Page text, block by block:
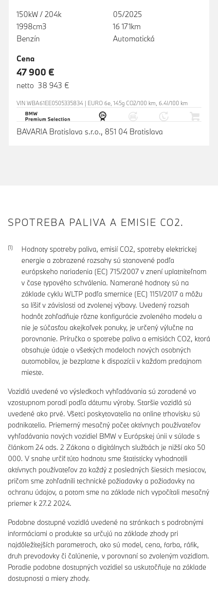
150kW / 204k
1998cm3
Benzín
05/2025
16 171km
Automatická
Cena
47 900 €
netto 38 943 €
VIN WBA61EE0505335834 | EURO 6e, 145g CO2/100 km, 6.4l/100 km
BAVARIA Bratislava s.r.o., 851 04 Bratislava
SPOTREBA PALIVA A EMISIE CO2.
Hodnoty spotreby paliva, emisií CO2, spotreby elektrickej
energie a zobrazené rozsahy sú stanovené podľa
európskeho nariadenia (EC) 715/2007 v znení uplatniteľnom
v čase typového schválenia. Namerané hodnoty sú na
základe cyklu WLTP podľa smernice (EC) 1151/2017 a môžu
sa líšiť v závislosti od zvolenej výbavy. Uvedený rozsah
hodnôt zohľadňuje rôzne konfigurácie zvoleného modelu a
nie je súčasťou akejkoľvek ponuky, je určený výlučne na
porovnanie. Príručka o spotrebe paliva a emisiách CO2, ktorá
obsahuje údaje o všetkých modeloch nových osobných
automobilov, je bezplatne k dispozícii v každom predajnom
mieste.
Vozidlá uvedené vo výsledkoch vyhľadávania sú zoradené vo
vzostupnom poradí podľa dátumu výroby. Staršie vozidlá sú
uvedené ako prvé. Všetci poskytovatelia na online trhovisku sú
podnikatelia. Priemerný mesačný počet aktívnych používateľov
vyhľadávania nových vozidiel BMW v Európskej únii v súlade s
článkom 24 ods. 2 Zákona o digitálnych službách je nižší ako 50
000. V snahe určiť túto hodnotu sme štatisticky vyhodnotili
aktívnych používateľov za každý z posledných šiestich mesiacov,
pričom sme zohľadnili technické požiadavky a požiadavky na
ochranu údajov, a potom sme na základe nich vypočítali mesačný
priemer k 27.2 2024.
Podobne dostupné vozidlá uvedené na stránkach s podrobnými
informáciami o produkte sa určujú na základe zhody pri
najdôležitejších parametroch, ako sú model, cena, farba, ráfik,
druh prevodovky či čalúnenie, v porovnaní so zvoleným vozidlom.
Poradie podobne dostupných vozidiel sa uskutočňuje na základe
dostupnosti a miery zhody.